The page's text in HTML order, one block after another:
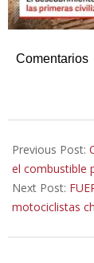
Comentarios
01-
24
Previous Post:
el combustible
Next Post:
motociclistas